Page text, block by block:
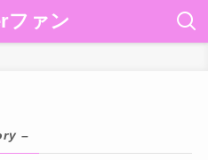
ファン
–